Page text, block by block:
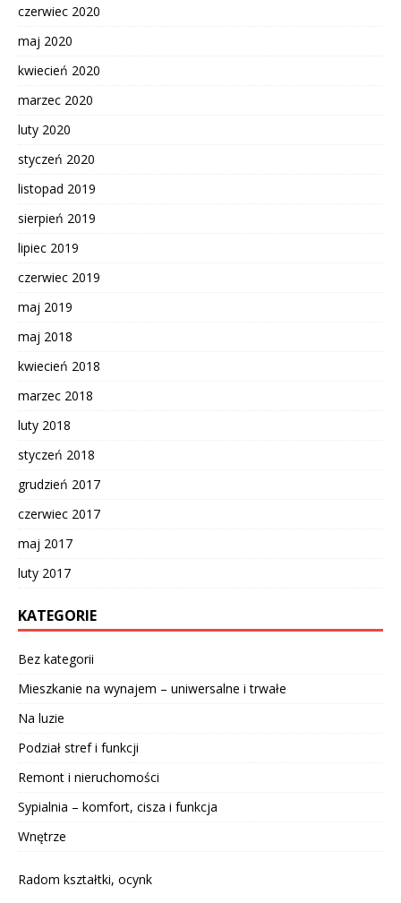
czerwiec 2020
maj 2020
kwiecień 2020
marzec 2020
luty 2020
styczeń 2020
listopad 2019
sierpień 2019
lipiec 2019
czerwiec 2019
maj 2019
maj 2018
kwiecień 2018
marzec 2018
luty 2018
styczeń 2018
grudzień 2017
czerwiec 2017
maj 2017
luty 2017
KATEGORIE
Bez kategorii
Mieszkanie na wynajem – uniwersalne i trwałe
Na luzie
Podział stref i funkcji
Remont i nieruchomości
Sypialnia – komfort, cisza i funkcja
Wnętrze
Radom kształtki, ocynk